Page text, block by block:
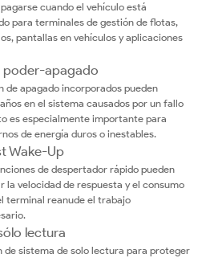
cuando el vehículo está
para terminales de gestión de flotas,
pantallas en vehículos y aplicaciones
poder-apagado
de apagado incorporados pueden
en el sistema causados por un fallo
es especialmente importante para
de energía duros o inestables.
Wake-Up
de despertador rápido pueden
la velocidad de respuesta y el consumo
terminal reanude el trabajo
lectura
de sistema de solo lectura para proteger